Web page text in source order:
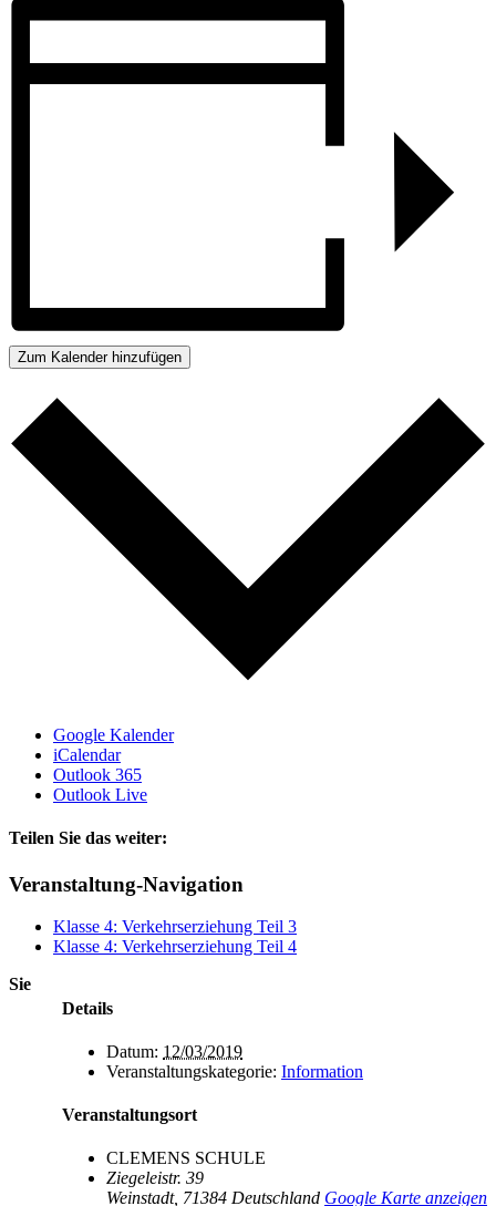
Zum Kalender hinzufügen
Google Kalender
iCalendar
Outlook 365
Outlook Live
Teilen Sie das weiter:
Facebook
X
E-
Veranstaltung-Navigation
Klasse 4: Verkehrserziehung Teil 3
Klasse 4: Verkehrserziehung Teil 4
Details
Datum: 12/03/2019
Veranstaltungskategorie: Information
Veranstaltungsort
CLEMENS SCHULE
Ziegeleistr. 39
Weinstadt, 71384 Deutschland Google Karte anzeigen
Sie